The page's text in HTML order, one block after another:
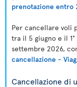
prenotazione entro
Per cancellare voli
tra il 5 giugno e il
settembre 2026,
cancellazione -
Cancellazione di